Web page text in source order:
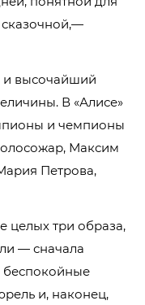
и высочайший
В «Алисе»
и чемпионы
Максим
Петрова,
целых три образа,
— сначала
беспокойные
и, наконец,